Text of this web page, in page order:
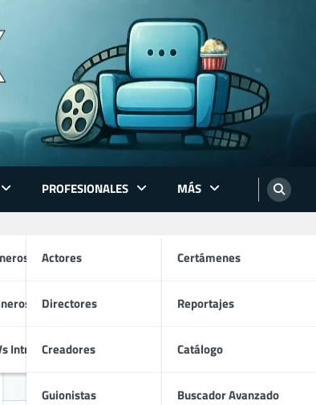
TV
Intriga
PROFESIONALES
Actores
Directores
Creadores
Guionistas
MÁS
Certámenes
Reportajes
Catálogo
Buscador Avanzado